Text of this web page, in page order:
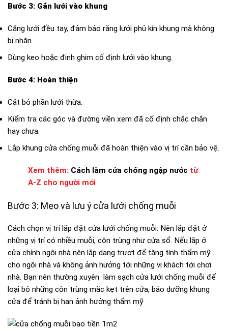
Bước 3: Gắn lưới vào khung
Căng lưới đều tay, đảm bảo rằng lưới phủ kín khung mà không
bị nhăn.
Dùng keo hoặc đinh ghim cố định lưới vào khung.
Bước 4: Hoàn thiện
Cắt bỏ phần lưới thừa.
Kiểm tra các góc và đường viền xem đã cố định chắc chắn
hay chưa.
Lắp khung cửa chống muỗi đã hoàn thiện vào vị trí cần bảo vệ.
Xem thêm: Cách làm cửa chống ngập nước từ
A-Z cho người mới
Bước 3: Mẹo và lưu ý cửa lưới chống muỗi
Cách chọn vị trí lắp đặt cửa lưới chống muỗi: Nên lắp đặt ở
những vị trí có nhiều muỗi, côn trùng như cửa sổ. Nếu lắp ở
cửa chính ngôi nhà nên lắp dạng trượt để tăng tính thẩm mỹ
cho ngôi nhà và không ảnh hưởng tới những vị khách tới chơi
nhà. Bạn nên thường xuyên làm sạch cửa lưới chống muỗi để
loại bỏ những côn trùng mắc kẹt trên cửa, bảo dưỡng khung
cửa để tránh bị han ảnh hưởng thẩm mỹ